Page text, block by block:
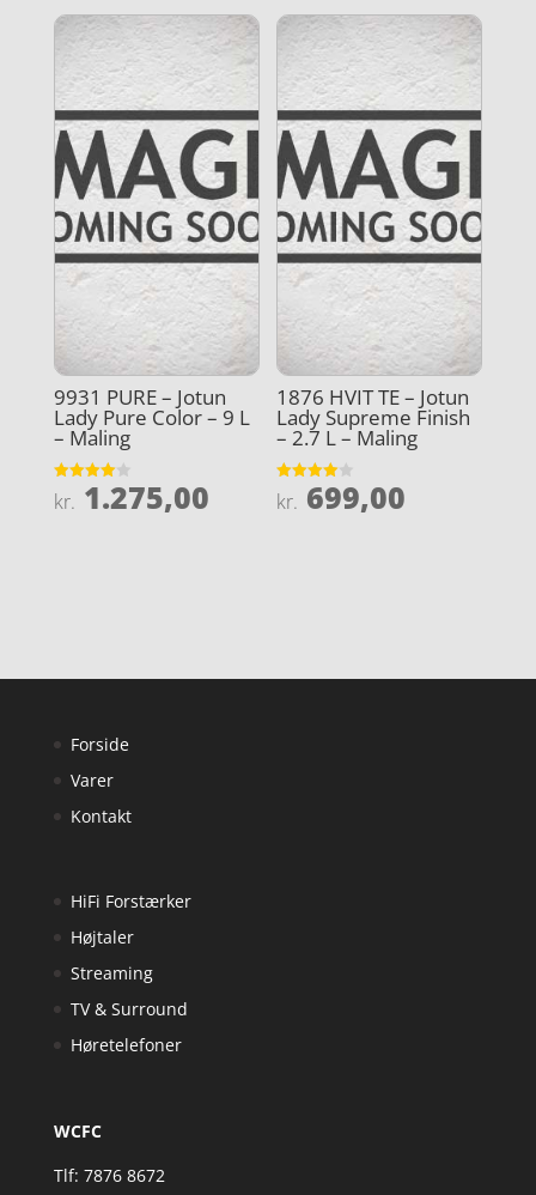
9931 PURE – Jotun
Lady Pure Color – 9 L
– Maling
Vurderet
4
kr. 1.275,00
1876 HVIT TE – Jotun
Lady Supreme Finish
– 2.7 L – Maling
Vurderet
4
kr. 699,00
Forside
Varer
Kontakt
HiFi Forstærker
Højtaler
Streaming
TV & Surround
Høretelefoner
WCFC
Tlf: 7876 8672